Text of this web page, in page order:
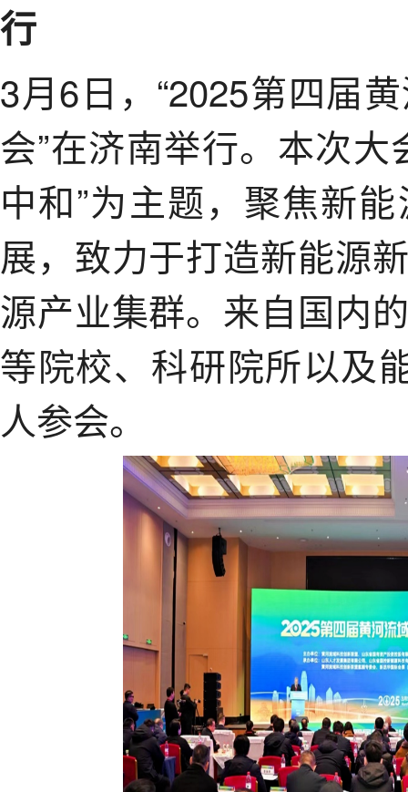
行
3月6日，“2025第四届
会”在济南举行。本次
中和”为主题，聚焦新
展，致力于打造新能源
源产业集群。来自国内
等院校、科研院所以及
人参会。